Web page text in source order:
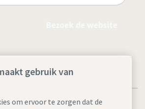
gebruik van
om ervoor te zorgen dat de